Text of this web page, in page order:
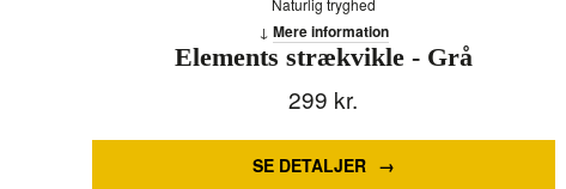
Naturlig tryghed
Elements strækvikle - Grå
299 kr.
SE DETALJER
Mere information